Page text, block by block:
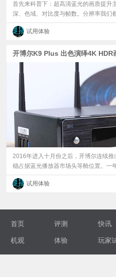
评
测
普
体
专
题
首先来科普下：超高清蓝光的画质提升
深、色域、对比度与帧数。分辨率我们
试用体验
2016年进入十月份之后，开博尔连续
稳占据蓝光播放器市场头等舱位置。
试用体验
首页 评测 快讯
机观 体验 玩家